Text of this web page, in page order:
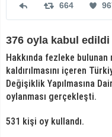
664
376 oyla kabul edildi
Hakkında fezleke
kaldırılmasını içeren
Değişiklik Yapılmasına
oylanması gerçekleşti.
531 kişi oy kullandı.